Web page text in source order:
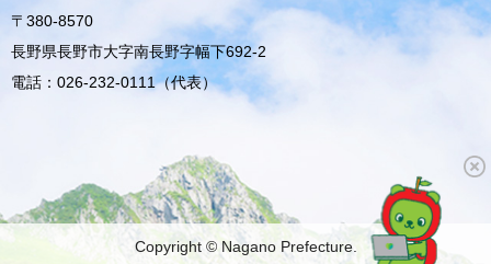
〒380-8570
長野県長野市大字南長野字幅下692-2
電話：026-232-0111（代表）
Copyright © Nagano Prefecture.